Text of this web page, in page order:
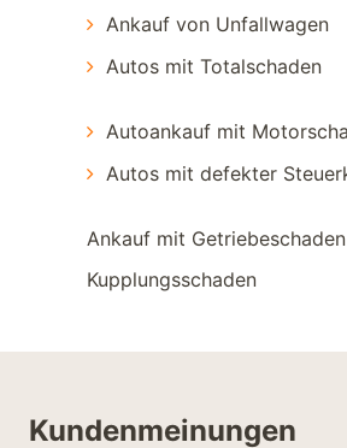
Ankauf von Unfallwagen
Autos mit Totalschaden
Autoankauf mit
Autos mit defekter
Ankauf mit Getriebeschaden
Kupplungsschaden
Kundenmeinungen